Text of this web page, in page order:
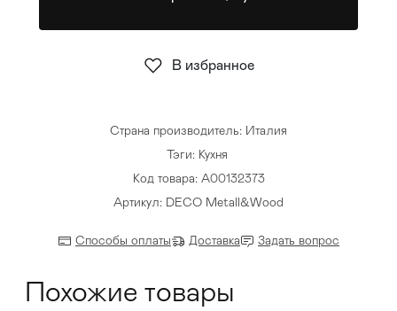
Стулья >
Страна производитель: Италия
Тэги: Кухня
Код товара: А00132373
Артикул: DECO Metall&Wood
Способы оплаты Доставка Задать вопрос
В избранное
Похожие товары